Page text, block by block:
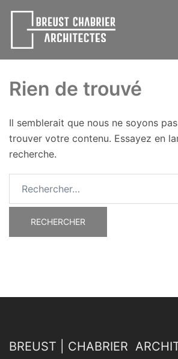
Rien de trouvé
Il semblerait que nous ne soyons
trouver votre contenu. Essayez en
recherche.
BREUST | CHABRIER